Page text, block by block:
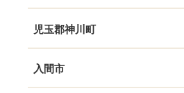
児玉郡神川町
入間市